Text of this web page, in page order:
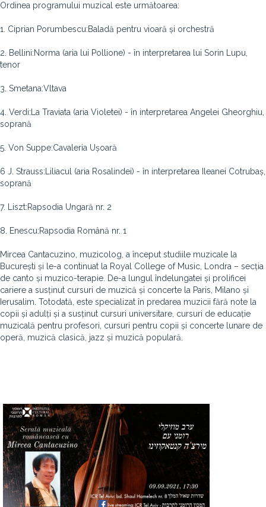
Ordinea programului muzical este următoarea:
1. Ciprian Porumbescu:Baladă pentru vioară și orchestră
2. Bellini:Norma (aria lui Pollione) - în interpretarea lui Sorin Lupu,
tenor
3. Smetana:Vltava
4. Verdi:La Traviata (aria Violetei) - în interpretarea Angelei Gheorghiu,
soprană
5. Von Suppe:Cavaleria Ușoară
6 J. Strauss:Liliacul (aria Rosalindei) - în interpretarea Ileanei Cotrubaș,
soprană
7. Liszt:Rapsodia Ungară nr. 2
8. Enescu:Rapsodia Română nr. 1
Mircea Cantacuzino, muzicolog, a început studiile muzicale la
București și le-a continuat la Royal College of Music, Londra – secția
de canto și muzico-terapie. De-a lungul îndelungatei și prolificei
cariere a susținut cursuri de muzică și concerte la Paris, Milano și
Ierusalim. Totodată, este specializat în predarea muzicii fără note la
copii și adulți și a susținut cursuri universitare, cursuri de educație
muzicală pentru profesori, cursuri pentru copii și concerte lunare de
operă, muzică clasică, jazz și muzică populară.